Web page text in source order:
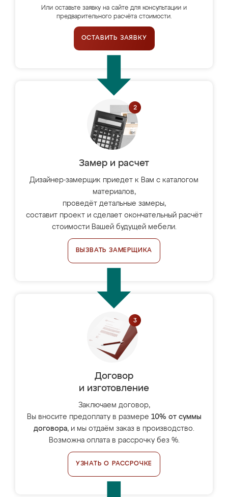
Или оставьте заявку на сайте для консультации и
предварительного расчёта стоимости.
ОСТАВИТЬ ЗАЯВКУ
Замер и расчет
Дизайнер-замерщик приедет к Вам с каталогом
материалов,
проведёт детальные замеры,
составит проект и сделает окончательный расчёт
стоимости Вашей будущей мебели.
ВЫЗВАТЬ ЗАМЕРЩИКА
Договор
и изготовление
Заключаем договор,
Вы вносите предоплату в размере 10% от суммы
договора, и мы отдаём заказ в производство.
Возможна оплата в рассрочку без %.
УЗНАТЬ О РАССРОЧКЕ